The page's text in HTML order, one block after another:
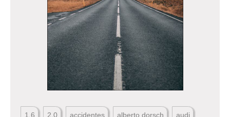
1.6 2.0 accidentes alberto dorsch audi